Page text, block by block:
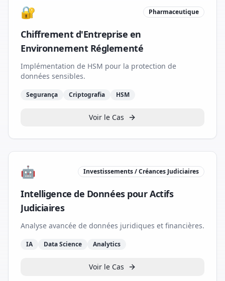
🔐 Pharmaceutique
Chiffrement d'Entreprise en
Environnement Réglementé
Implémentation de HSM pour la protection de
données sensibles.
Segurança Criptografia HSM
Voir le Cas
🤖 Investissements / Créances Judiciaires
Intelligence de Données pour Actifs
Judiciaires
Analyse avancée de données juridiques et financières.
IA Data Science Analytics
Voir le Cas